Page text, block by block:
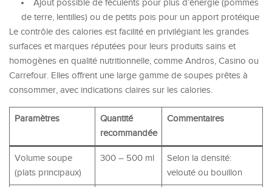
Ajout possible de féculents pour plus d’énergie (pommes
de terre, lentilles) ou de petits pois pour un apport protéique
Le contrôle des calories est facilité en privilégiant les grandes
surfaces et marques réputées pour leurs produits sains et
homogènes en qualité nutritionnelle, comme Andros, Casino ou
Carrefour. Elles offrent une large gamme de soupes prêtes à
consommer, avec indications claires sur les calories.
Paramètres
Quantité
recommandée
Commentaires
Volume soupe
(plats principaux)
300 – 500 ml
Selon la densité:
velouté ou bouillon